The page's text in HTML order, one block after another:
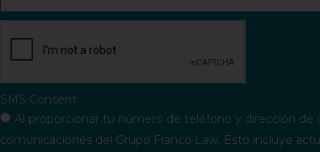
SMS Consent
Al proporcionar tu número de teléfono y dirección de
comunicaciones del Grupo Franco Law. Esto incluye